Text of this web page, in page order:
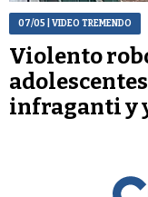
07/05 | VIDEO TREMENDO
Violento
infraganti y